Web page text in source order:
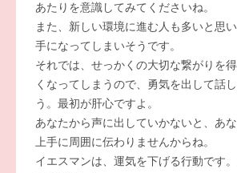
あたりを意識してみてくださいね。
また、新しい環境に進む人も多いと思
手になってしまいそうです。
それでは、せっかくの大切な繋がりを
くなってしまうので、勇気を出して話
う。最初が肝心ですよ。
あなたから声に出していかないと、あ
上手に周囲に伝わりませんからね。
イエスマンは、運気を下げる行動です